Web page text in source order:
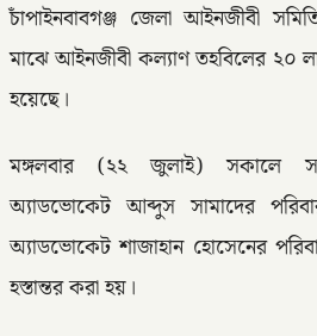
চাঁপাইনবাবগঞ্জ জেলা আইনজীবী
মাঝে আইনজীবী কল্যাণ তহবিলের ২০
হয়েছে।
মঙ্গলবার (২২ জুলাই) সকালে
অ্যাডভোকেট আব্দুস সামাদের
অ্যাডভোকেট শাজাহান হোসেনের
হস্তান্তর করা হয়।